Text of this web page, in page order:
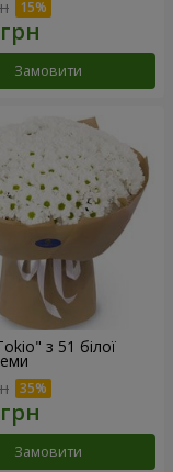
Замовити
з 51 білої
Замовити